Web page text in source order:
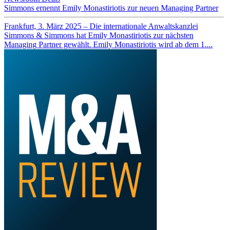
Simmons ernennt Emily Monastiriotis zur neuen Managing Partner
Frankfurt, 3. März 2025 – Die internationale Anwaltskanzlei
Simmons & Simmons hat Emily Monastiriotis zur nächsten
Managing Partner gewählt. Emily Monastiriotis wird ab dem 1....